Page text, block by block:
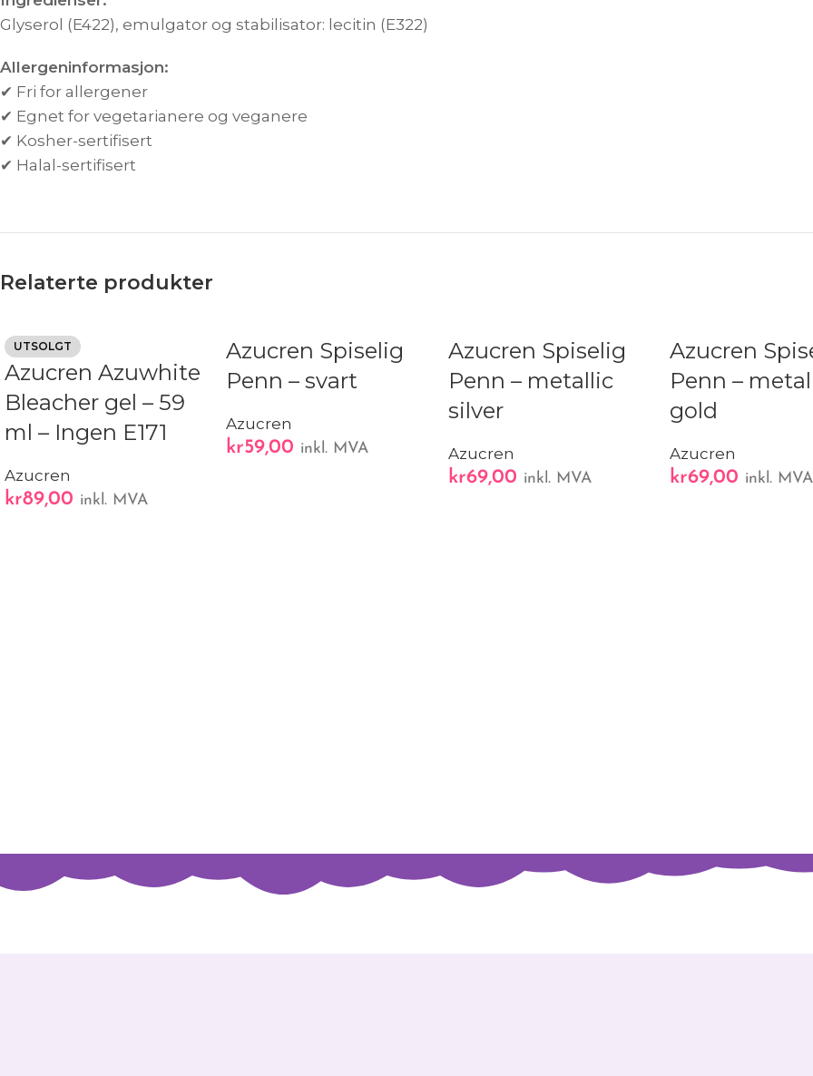
Glyserol (E422), emulgator og stabilisator: lecitin (E322)
Allergeninformasjon:
✔ Fri for allergener
✔ Egnet for vegetarianere og veganere
✔ Kosher-sertifisert
✔ Halal-sertifisert
Relaterte produkter
UTSOLGT
Azucren Azuwhite
Bleacher gel – 59
ml – Ingen E171
Azucren
kr89,00 inkl. MVA
Azucren Spiselig
Penn – svart
Azucren
kr59,00 inkl. MVA
Azucren Spiselig
Penn – metallic
silver
Azucren
kr69,00 inkl. MVA
Azucren
Penn –
gold
Azucren
kr69,00 inkl. MVA